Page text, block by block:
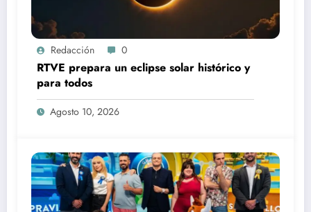
Redacción 0
RTVE prepara un eclipse solar histórico y
para todos
Agosto 10, 2026